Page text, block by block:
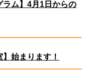
ラム】4月1日からの
始まります！